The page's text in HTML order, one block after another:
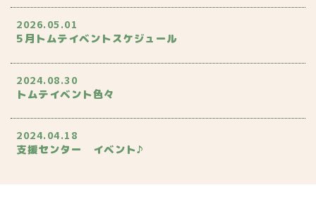
2026.05.01
5月トムテイベントスケジュール
2024.08.30
トムテイベント色々
2024.04.18
支援センター イベント♪